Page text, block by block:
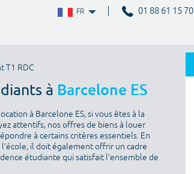
FR 01 88 61 15 70
T1 RDC
à Barcelone ES
à Barcelone ES, si vous êtes à la
attentifs, nos offres de biens à louer
à certains critères essentiels. En
il doit également offrir un cadre
étudiante qui satisfait l’ensemble de